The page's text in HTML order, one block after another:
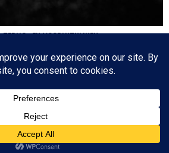
EN VOORUITKIJKEN
parasja van het jaar. Het zijn dagen die
aan de ene kant lezen we over de laatste dagen
| Foto's Robbert Baruch tenzij anders vermeld
CONTACT
BOVEN